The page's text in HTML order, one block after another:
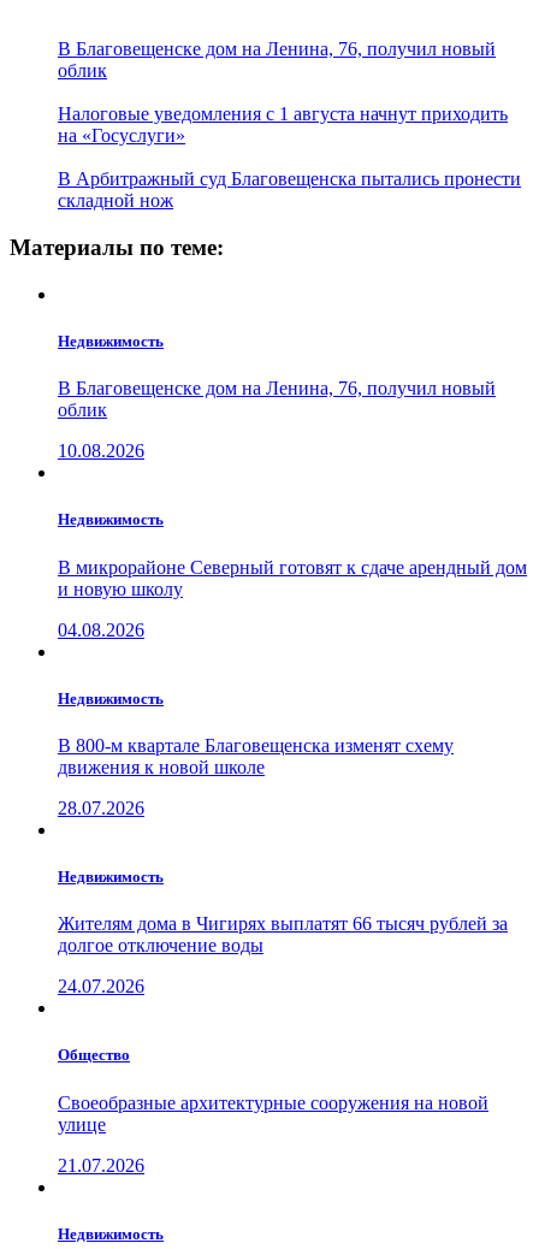
В Благовещенске дом на Ленина, 76, получил новый
облик
Налоговые уведомления с 1 августа начнут приходить
на «Госуслуги»
В Арбитражный суд Благовещенска пытались пронести
складной нож
Материалы по теме:
Недвижимость
В Благовещенске дом на Ленина, 76, получил новый
облик
10.08.2026
Недвижимость
В микрорайоне Северный готовят к сдаче арендный дом
и новую школу
04.08.2026
Недвижимость
В 800-м квартале Благовещенска изменят схему
движения к новой школе
28.07.2026
Недвижимость
Жителям дома в Чигирях выплатят 66 тысяч рублей за
долгое отключение воды
24.07.2026
Общество
Своеобразные архитектурные сооружения на новой
улице
21.07.2026
Недвижимость